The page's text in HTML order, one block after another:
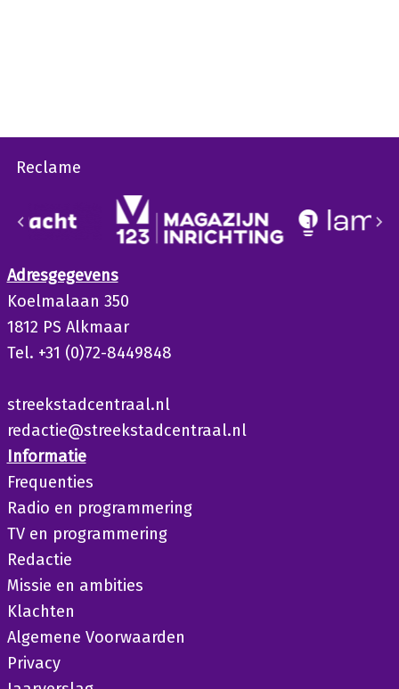
Reclame
Adresgegevens
Koelmalaan 350
1812 PS Alkmaar
Tel. +31 (0)72-8449848
streekstadcentraal.nl
redactie@streekstadcentraal.nl
Informatie
Frequenties
Radio en programmering
TV en programmering
Redactie
Missie en ambities
Klachten
Algemene Voorwaarden
Privacy